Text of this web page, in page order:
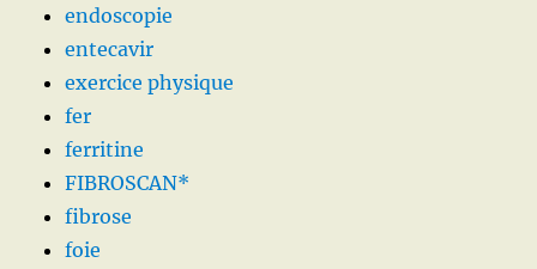
endoscopie
entecavir
exercice physique
fer
ferritine
FIBROSCAN*
fibrose
foie